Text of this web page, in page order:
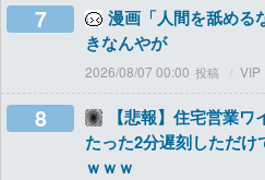
7
漫画「人間を舐め
きなんやが
2026/08/07 00:00 VIP
8
【悲報】住宅営業
たった2分遅刻しただ
ｗｗｗ